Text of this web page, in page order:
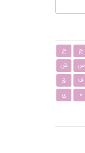
چ
ح
س
ش
ف
ق
ه ی